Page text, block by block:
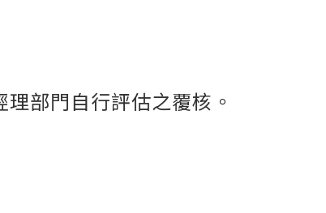
部門自行評估之覆核。